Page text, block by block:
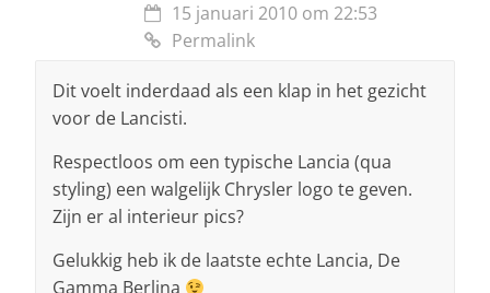
15 januari 2010 om 22:53
Permalink
Dit voelt inderdaad als een klap in het gezicht
voor de Lancisti.
Respectloos om een typische Lancia (qua
styling) een walgelijk Chrysler logo te geven.
Zijn er al interieur pics?
Gelukkig heb ik de laatste echte Lancia, De
Gamma Berlina